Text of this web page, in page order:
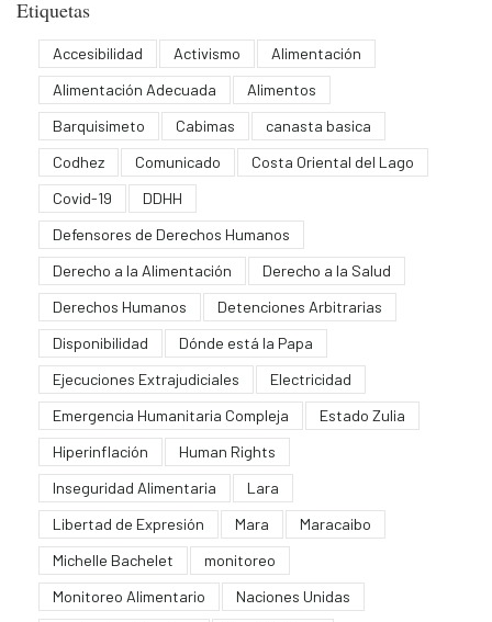
Etiquetas
Accesibilidad Activismo
Alimentación
Alimentación Adecuada
Alimentos
Barquisimeto
Cabimas
canasta basica
Codhez
Comunicado
Costa Oriental del Lago
Covid-19
DDHH
Defensores de Derechos Humanos
Derecho a la Alimentación
Derecho a la Salud
Derechos Humanos
Detenciones Arbitrarias
Disponibilidad
Dónde está la Papa
Ejecuciones Extrajudiciales
Electricidad
Emergencia Humanitaria Compleja
Estado Zulia
Hiperinflación
Human Rights
Inseguridad Alimentaria
Lara
Libertad de Expresión
Mara
Maracaibo
Michelle Bachelet
monitoreo
Monitoreo Alimentario
Naciones Unidas